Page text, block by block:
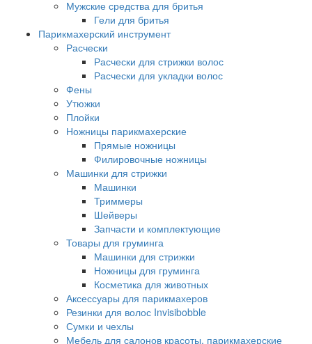
Мужские средства для бритья
Гели для бритья
Парикмахерский инструмент
Расчески
Расчески для стрижки волос
Расчески для укладки волос
Фены
Утюжки
Плойки
Ножницы парикмахерские
Прямые ножницы
Филировочные ножницы
Машинки для стрижки
Машинки
Триммеры
Шейверы
Запчасти и комплектующие
Товары для груминга
Машинки для стрижки
Ножницы для груминга
Косметика для животных
Аксессуары для парикмахеров
Резинки для волос Invisibobble
Сумки и чехлы
Мебель для салонов красоты, парикмахерские